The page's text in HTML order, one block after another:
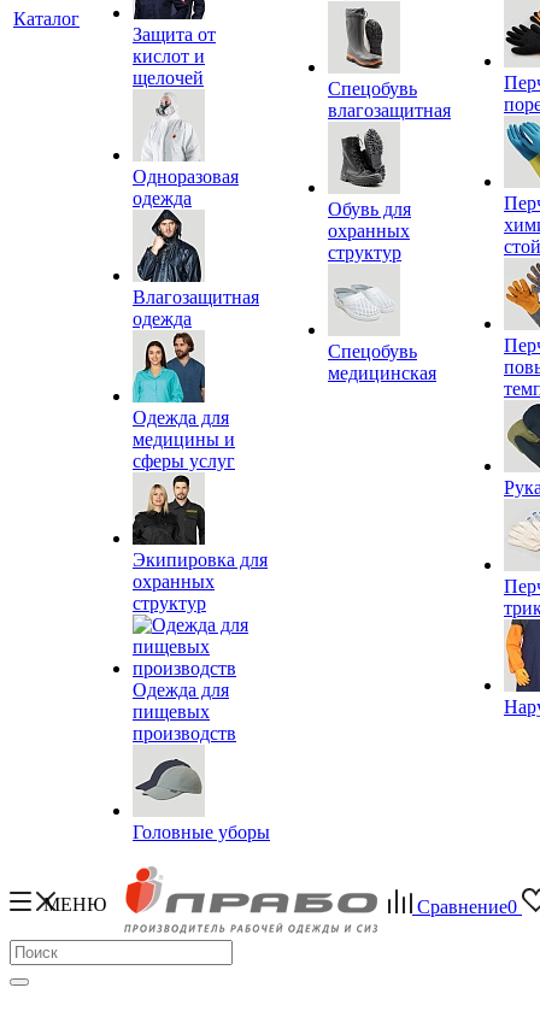
Каталог
Защита от
кислот и
щелочей
Одноразовая
одежда
Влагозащитная
одежда
Одежда для
медицины и
сферы услуг
Экипировка для
охранных
структур
Одежда для
пищевых
производств
Головные уборы
Спецобувь
влагозащитная
Обувь для
охранных
структур
Спецобувь
медицинская
МЕНЮ Сравнение0